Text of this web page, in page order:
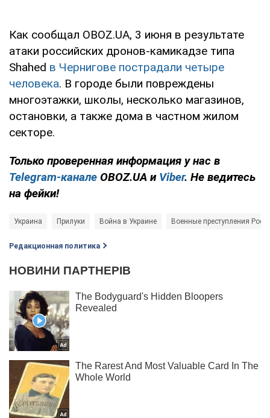
Как сообщал OBOZ.UA, 3 июня в результате
атаки российских дронов-камикадзе типа
Shahed в Чернигове пострадали четыре
человека. В городе были повреждены
многоэтажки, школы, несколько магазинов,
остановки, а также дома в частном жилом
секторе.
Только проверенная информация у нас в
Telegram-канале OBOZ.UA и Viber. Не ведитесь
на фейки!
Украина Прилуки Война в Украине Военные преступления
Редакционная политика